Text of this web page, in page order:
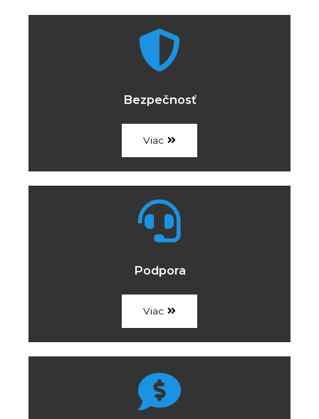
Bezpečnosť
Viac
Podpora
Viac